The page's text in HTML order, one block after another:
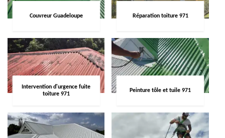
Couvreur Guadeloupe Réparation toiture 971
Intervention d'urgence fuite
toiture 971
Peinture tôle et tuile 971